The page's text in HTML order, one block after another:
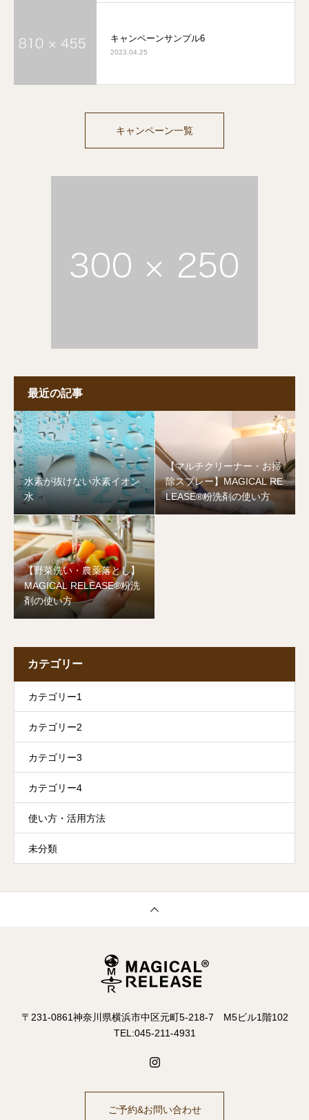
キャンペーンサンプル6
2023.04.25
キャンペーン一覧
最近の記事
水素が抜けない水素イオン
水
【マルチクリーナー・お掃
除スプレー】MAGICAL RE
LEASE®︎粉洗剤の使い方
【野菜洗い・農薬落とし】
MAGICAL RELEASE®︎粉洗
剤の使い方
カテゴリー
カテゴリー1
カテゴリー2
カテゴリー3
カテゴリー4
使い方・活用方法
未分類
〒231-0861神奈川県横浜市中区元町5-218-7 M5ビル1階102
TEL:045-211-4931
ご予約&お問い合わせ